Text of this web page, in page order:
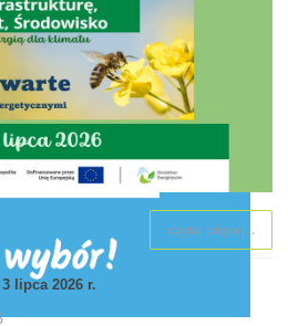
czytaj więcej...
lipca 2026 r.